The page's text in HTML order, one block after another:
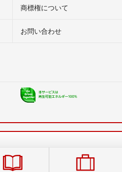
商標権について
お問い合わせ